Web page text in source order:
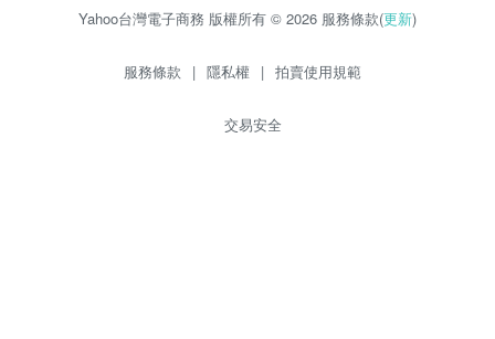
Yahoo台灣電子商務 版權所有 © 2026 服務條款(更新)
服務條款 | 隱私權 | 拍賣使用規範
交易安全